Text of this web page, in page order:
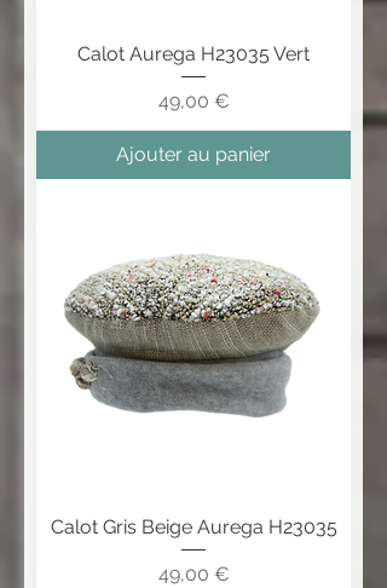
Calot Aurega H23035 Vert
Prix
49,00 €
Ajouter au panier
Calot Gris Beige Aurega H23035
Prix
49,00 €